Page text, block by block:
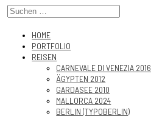
HOME
PORTFOLIO
REISEN
CARNEVALE DI VENEZIA 2016
ÄGYPTEN 2012
GARDASEE 2010
MALLORCA 2024
BERLIN (TYPOBERLIN)